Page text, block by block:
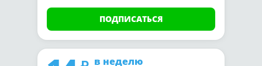
ПОДПИСАТЬСЯ
в неделю